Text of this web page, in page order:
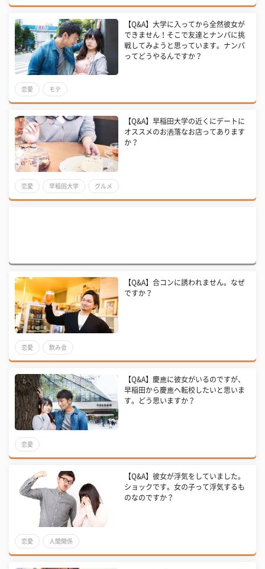
【Q&A】大学に入ってから全然彼女が
できません！そこで友達とナンパに挑
戦してみようと思っています。ナンパ
ってどうやるんですか？
恋愛 モテ
【Q&A】早稲田大学の近くにデートに
オススメのお洒落なお店ってあります
か？
恋愛 早稲田大学 グルメ
【Q&A】合コンに誘われません。なぜ
ですか？
恋愛 飲み会
【Q&A】慶應に彼女がいるのですが、
早稲田から慶應へ転校したいと思いま
す。どう思いますか？
恋愛
【Q&A】彼女が浮気をしていました。
ショックです。女の子って浮気するも
のなのですか？
恋愛 人間関係